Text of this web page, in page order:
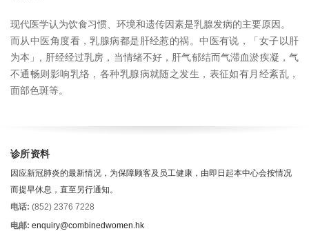
现代医学认为饮食习惯、环境和遗传因素是乳腺发病的主要原因。
而从中医角度看，乳腺病都是肝经惹的祸。中医有说，「女子以肝
为本」, 肝经经过乳房，当情绪不好，肝气郁结而气滞血淤疾凝，气
不通畅则影响乳络，各种乳腺病就随之发生，表征如有月经紊乱，
面部色斑等。
诊所资料
因应新冠肺炎的最新情况，为保障顾客及员工健康，由即日起本中心会按情况
而提早休息，直至另行通知。
电话: (852) 2376 7228
电邮: enquiry@combinedwomen.hk